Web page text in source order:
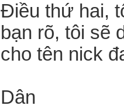
Điều thứ hai,
bạn rõ, tôi sẽ
cho tên nick
Dân